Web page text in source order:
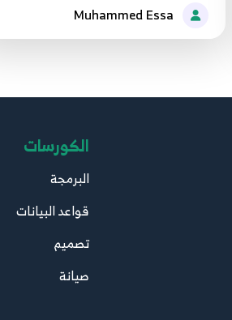
الكورسات
البرمجة
قواعد البيانات
تصميم
صيانة